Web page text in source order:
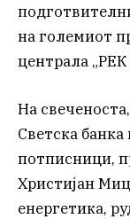
на големиот
централа „РЕК
На
Светска
потписници,
Христијан
енергетика,